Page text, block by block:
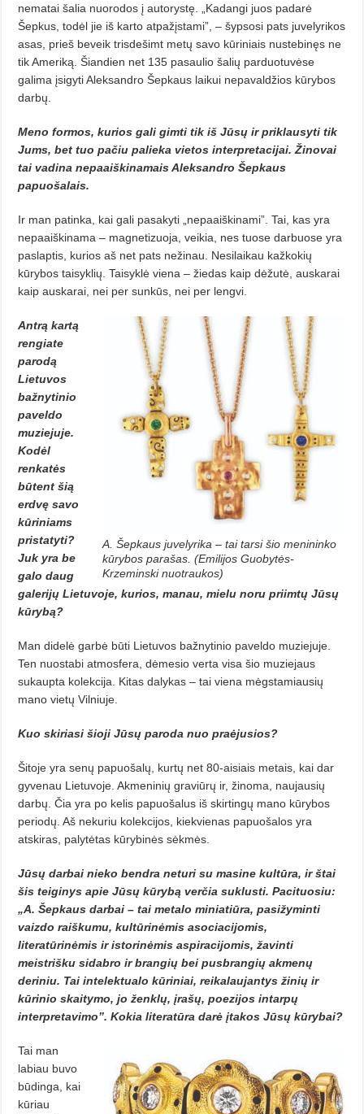
nematai šalia nuorodos į autorystę. „Kadangi juos padarė
Šepkus, todėl jie iš karto atpažįstami”, – šypsosi pats juvelyrikos
asas, prieš beveik trisdešimt metų savo kūriniais nustebinęs ne
tik Ameriką. Šiandien net 135 pasaulio šalių parduotuvėse
galima įsigyti Aleksandro Šepkaus laikui nepavaldžios kūrybos
darbų.
Meno formos, kurios gali gimti tik iš Jūsų ir priklausyti tik
Jums, bet tuo pačiu palieka vietos interpretacijai. Žinovai
tai vadina nepaaiškinamais Aleksandro Šepkaus
papuošalais.
Ir man patinka, kai gali pasakyti „nepaaiškinami”. Tai, kas yra
nepaaiškinama – magnetizuoja, veikia, nes tuose darbuose yra
paslaptis, kurios aš net pats nežinau. Nesilaikau kažkokių
kūrybos taisyklių. Taisyklė viena – žiedas kaip dėžutė, auskarai
kaip auskarai, nei per sunkūs, nei per lengvi.
A. Šepkaus juvelyrika – tai tarsi šio menininko
kūrybos parašas. (Emilijos Guobytės-
Krzeminski nuotraukos)
Antrą kartą
rengiate
parodą
Lietuvos
bažnytinio
paveldo
muziejuje.
Kodėl
renkatės
būtent šią
erdvę savo
kūriniams
pristatyti?
Juk yra be
galo daug
galerijų Lietuvoje, kurios, manau, mielu noru priimtų Jūsų
kūrybą?
Man didelė garbė būti Lietuvos bažnytinio paveldo muziejuje.
Ten nuostabi atmosfera, dėmesio verta visa šio muziejaus
sukaupta kolekcija. Kitas dalykas – tai viena mėgstamiausių
mano vietų Vilniuje.
Kuo skiriasi šioji Jūsų paroda nuo praėjusios?
Šitoje yra senų papuošalų, kurtų net 80-aisiais metais, kai dar
gyvenau Lietuvoje. Akmeninių graviūrų ir, žinoma, naujausių
darbų. Čia yra po kelis papuošalus iš skirtingų mano kūrybos
periodų. Aš nekuriu kolekcijos, kiekvienas papuošalos yra
atskiras, palytėtas kūrybinės sėkmės.
Jūsų darbai nieko bendra neturi su masine kultūra, ir štai
šis teiginys apie Jūsų kūrybą verčia suklusti. Pacituosiu:
„A. Šepkaus darbai – tai metalo miniatiūra, pasižyminti
vaizdo raiškumu, kultūrinėmis asociacijomis,
literatūrinėmis ir istorinėmis aspiracijomis, žavinti
meistrišku sidabro ir brangių bei pusbrangių akmenų
deriniu. Tai intelektualo kūriniai, reikalaujantys žinių ir
kūrinio skaitymo, jo ženklų, įrašų, poezijos intarpų
interpretavimo”. Kokia literatūra darė įtakos Jūsų kūrybai?
Tai man
labiau buvo
būdinga, kai
kūriau